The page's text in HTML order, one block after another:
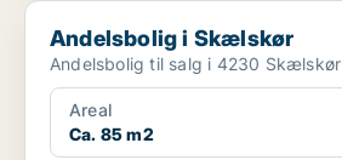
Andelsbolig i Skælskør
Andelsbolig i Skælskør
Andelsbolig til salg i 4230 Skælskør
Areal
Ca. 85 m2